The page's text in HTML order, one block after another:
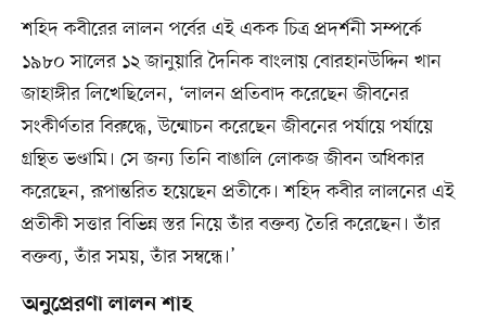
শহিদ কবীরের লালন পর্বের এই একক চিত্র প্রদর্শনী সম্পর্কে
১৯৮০ সালের ১২ জানুয়ারি দৈনিক বাংলায় বোরহানউদ্দিন খান
জাহাঙ্গীর লিখেছিলেন, ‘লালন প্রতিবাদ করেছেন জীবনের
সংকীর্ণতার বিরুদ্ধে, উন্মোচন করেছেন জীবনের পর্যায়ে পর্যায়ে
গ্রন্থিত ভণ্ডামি। সে জন্য তিনি বাঙালি লোকজ জীবন অধিকার
করেছেন, রূপান্তরিত হয়েছেন প্রতীকে। শহিদ কবীর লালনের এই
প্রতীকী সত্তার বিভিন্ন স্তর নিয়ে তাঁর বক্তব্য তৈরি করেছেন। তাঁর
বক্তব্য, তাঁর সময়, তাঁর সম্বন্ধে।’
অনুপ্রেরণা লালন শাহ